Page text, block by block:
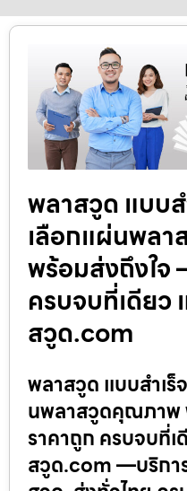
พลาสวูด แบบ
เลือกแผ่นพล
พร้อมส่งถึงใจ
ครบจบที่เดียว
สวูด.com
พลาสวูด แบบสำเ
นพลาสวูดคุณภาพ
ราคาถูก ครบจบที่
สวูด.com —บริกา